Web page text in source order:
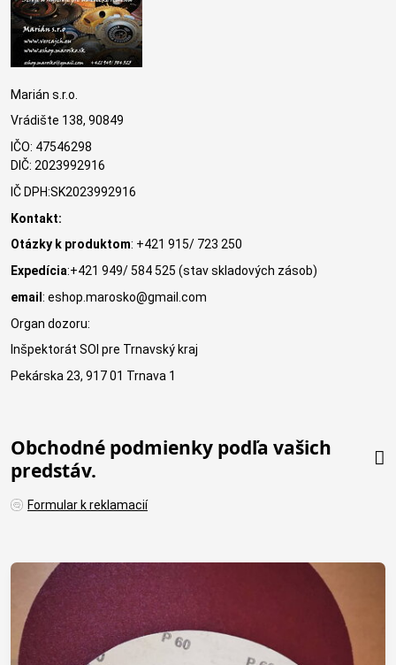
Marián s.r.o.
Vrádište 138, 90849
IČO: 47546298
DIČ: 2023992916
IČ DPH:SK2023992916
Kontakt:
Otázky k produktom: +421 915/ 723 250
Expedícia:+421 949/ 584 525 (stav skladových zásob)
email : eshop.marosko@gmail.com
Organ dozoru:
Inšpektorát SOI pre Trnavský kraj
Pekárska 23, 917 01 Trnava 1
Obchodné podmienky podľa vašich
predstáv.
Formular k reklamacií